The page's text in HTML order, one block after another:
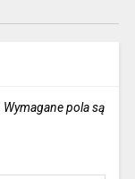
Wymagane pola są